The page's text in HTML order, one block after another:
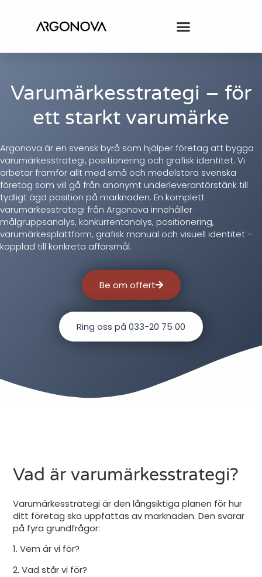
Varumärkesstrategi – för
ett starkt varumärke
Argonova är en svensk byrå som hjälper företag att bygga
varumärkesstrategi, positionering och grafisk identitet. Vi
arbetar framför allt med små och medelstora svenska
företag som vill gå från anonymt underleverantörstänk till
tydligt ägd position på marknaden. En komplett
varumärkesstrategi från Argonova innehåller
målgruppsanalys, konkurrentanalys, positionering,
varumärkesplattform, grafisk manual och visuell identitet –
kopplad till konkreta affärsmål.
Be om offert
Ring oss på 033-20 75 00
Vad är varumärkesstrategi?
Varumärkesstrategi är den långsiktiga planen för hur
ditt företag ska uppfattas av marknaden. Den svarar
på fyra grundfrågor:
1. Vem är vi för?
2. Vad står vi för?